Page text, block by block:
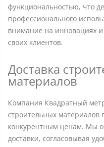
функциональностью, что
профессионального
внимание на инновациях
своих клиентов.
Доставка
материалов
Компания Квадратный
строительных материалов
конкурентным ценам. Мы
доставки, согласовывая